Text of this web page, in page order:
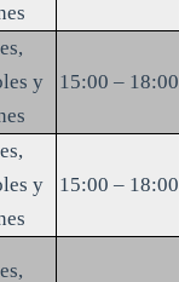
y
15:00 – 18:00
y
15:00 – 18:00